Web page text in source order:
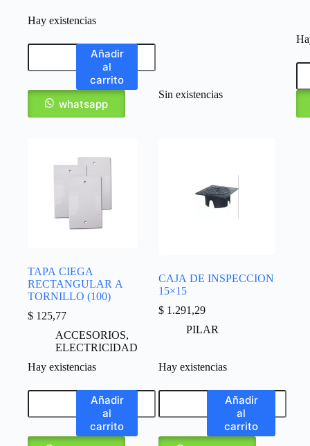
Hay existencias
Añadir
al
carrito
whatsapp
Sin existencias
TAPA CIEGA
RECTANGULAR A
TORNILLO (100)
$ 125,77
ACCESORIOS,
ELECTRICIDAD
Hay existencias
Añadir
al
carrito
CAJA DE INSPECCION
15×15
$ 1.291,29
PILAR
Hay existencias
Añadir
al
carrito